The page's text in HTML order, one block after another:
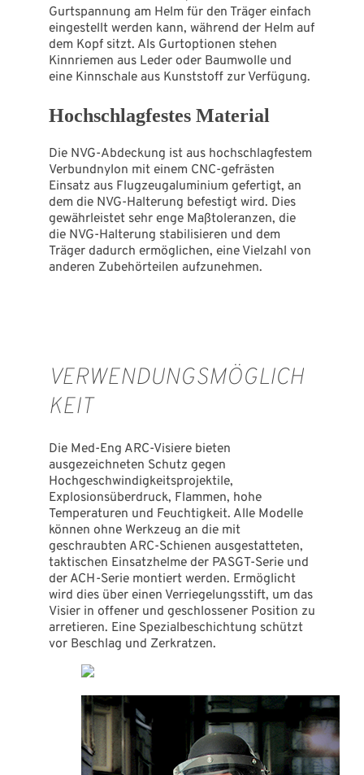
Gurtspannung am Helm für den Träger einfach
eingestellt werden kann, während der Helm auf
dem Kopf sitzt. Als Gurtoptionen stehen
Kinnriemen aus Leder oder Baumwolle und
eine Kinnschale aus Kunststoff zur Verfügung.
Hochschlagfestes Material
Die NVG-Abdeckung ist aus hochschlagfestem
Verbundnylon mit einem CNC-gefrästen
Einsatz aus Flugzeugaluminium gefertigt, an
dem die NVG-Halterung befestigt wird. Dies
gewährleistet sehr enge Maßtoleranzen, die
die NVG-Halterung stabilisieren und dem
Träger dadurch ermöglichen, eine Vielzahl von
anderen Zubehörteilen aufzunehmen.
VERWENDUNGSMÖGLICH
KEIT
Die Med-Eng ARC-Visiere bieten
ausgezeichneten Schutz gegen
Hochgeschwindigkeitsprojektile,
Explosionsüberdruck, Flammen, hohe
Temperaturen und Feuchtigkeit. Alle Modelle
können ohne Werkzeug an die mit
geschraubten ARC-Schienen ausgestatteten,
taktischen Einsatzhelme der PASGT-Serie und
der ACH-Serie montiert werden. Ermöglicht
wird dies über einen Verriegelungsstift, um das
Visier in offener und geschlossener Position zu
arretieren. Eine Spezialbeschichtung schützt
vor Beschlag und Zerkratzen.